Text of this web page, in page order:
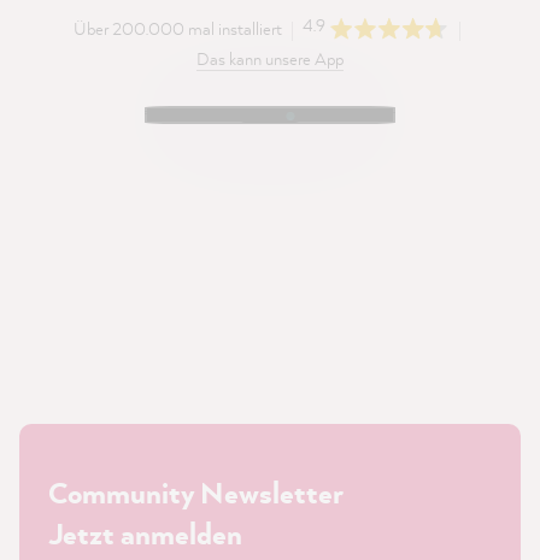
Über 200.000 mal installiert
4.9
Das kann unsere App
Community Newsletter
Jetzt anmelden